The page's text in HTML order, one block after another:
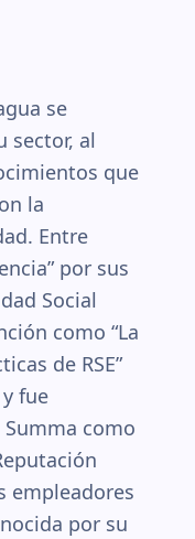
se
sector, al
que
la
Entre
por sus
Social
como “La
de RSE”
fue
como
empleadores
por su